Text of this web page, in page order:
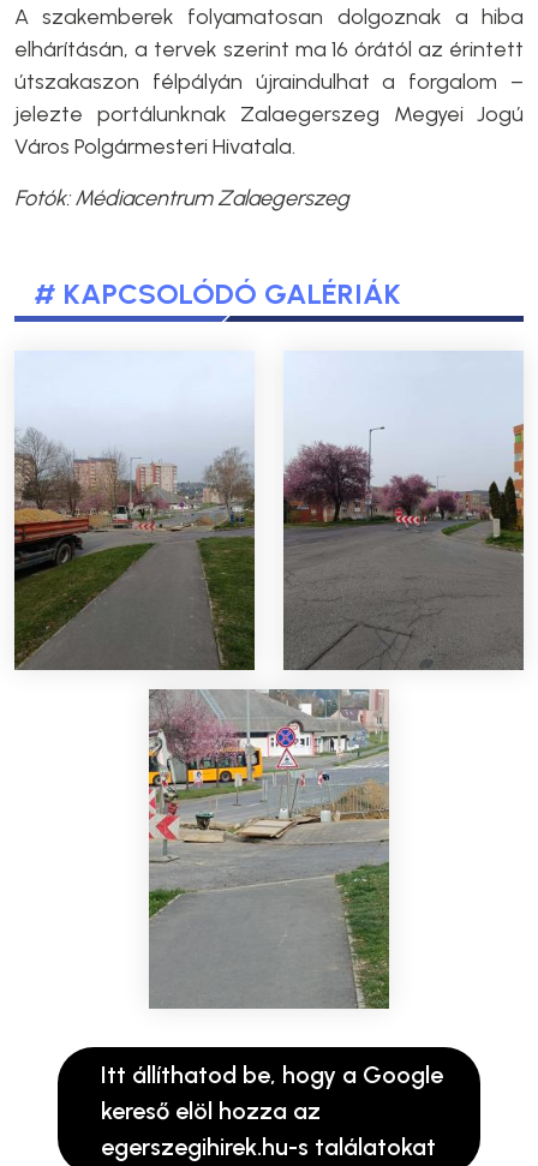
A szakemberek folyamatosan dolgoznak a hiba
elhárításán, a tervek szerint ma 16 órától az érintett
útszakaszon félpályán újraindulhat a forgalom –
jelezte portálunknak Zalaegerszeg Megyei Jogú
Város Polgármesteri Hivatala.
Fotók: Médiacentrum Zalaegerszeg
# KAPCSOLÓDÓ GALÉRIÁK
Itt állíthatod be, hogy a Google
kereső elöl hozza az
egerszegihirek.hu-s találatokat